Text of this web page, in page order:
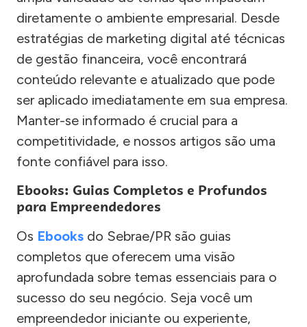
diretamente o ambiente empresarial. Desde
estratégias de marketing digital até técnicas
de gestão financeira, você encontrará
conteúdo relevante e atualizado que pode
ser aplicado imediatamente em sua empresa.
Manter-se informado é crucial para a
competitividade, e nossos artigos são uma
fonte confiável para isso.
Ebooks: Guias Completos e Profundos
para Empreendedores
Os Ebooks do Sebrae/PR são guias
completos que oferecem uma visão
aprofundada sobre temas essenciais para o
sucesso do seu negócio. Seja você um
empreendedor iniciante ou experiente,